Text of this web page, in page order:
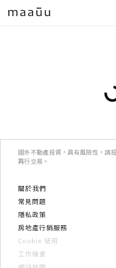
國外不動產投資，具有風險性，請
再行交易。
關於我們
常見問題
隱私政策
房地產行銷服務
Cookie 使用
工作機會